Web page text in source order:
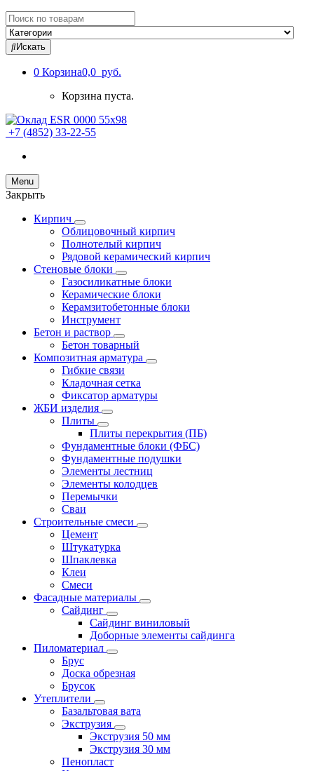
Search
for:
Искать
0 Корзина0,0 руб.
Корзина пуста.
+7 (4852) 33-22-55
Menu
Закрыть
Кирпич
Облицовочный кирпич
Полнотелый кирпич
Рядовой керамический кирпич
Стеновые блоки
Газосиликатные блоки
Керамические блоки
Керамзитобетонные блоки
Инструмент
Бетон и раствор
Бетон товарный
Композитная арматура
Гибкие связи
Кладочная сетка
Фиксатор арматуры
ЖБИ изделия
Плиты
Плиты перекрытия (ПБ)
Фундаментные блоки (ФБС)
Фундаментные подушки
Элементы лестниц
Элементы колодцев
Перемычки
Сваи
Строительные смеси
Цемент
Штукатурка
Шпаклевка
Клеи
Смеси
Фасадные материалы
Сайдинг
Сайдинг виниловый
Доборные элементы сайдинга
Пиломатериал
Брус
Доска обрезная
Брусок
Утеплители
Базальтовая вата
Экструзия
Экструзия 50 мм
Экструзия 30 мм
Пенопласт